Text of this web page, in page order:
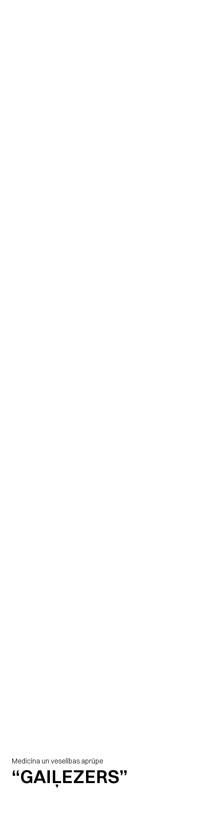
Medicīna un veselības aprūpe
STACIONĀRĀ
“GAIĻEZERS”